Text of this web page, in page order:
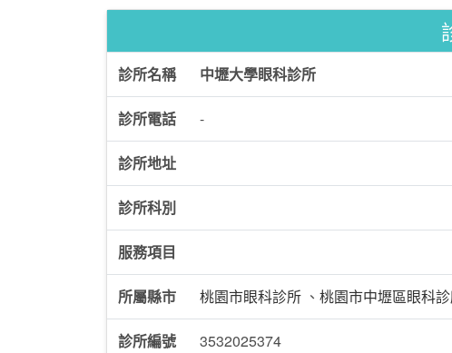
診所名稱 中壢大學眼科診所
診所電話 -
診所地址
診所科別
服務項目
所屬縣市 桃園市眼科診所 、 桃園市中壢區眼科
診所編號 3532025374